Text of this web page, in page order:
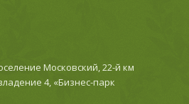
Московский, 22-й км
4, «Бизнес-парк